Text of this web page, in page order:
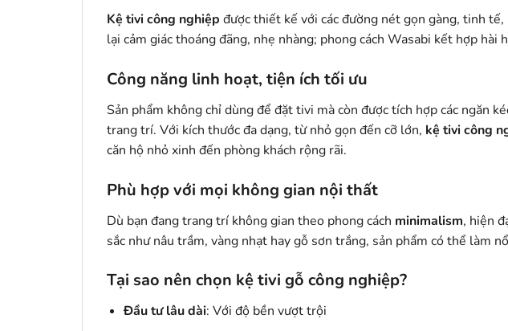
Kệ tivi công nghiệp được thiết kế với các đường nét gọn gàng, tinh
lại cảm giác thoáng đãng, nhẹ nhàng; phong cách Wasabi kết hợp hài
Công năng linh hoạt, tiện ích tối ưu
Sản phẩm không chỉ dùng để đặt tivi mà còn được tích hợp các ngăn
trang trí. Với kích thước đa dạng, từ nhỏ gọn đến cỡ lớn, kệ tivi công
căn hộ nhỏ xinh đến phòng khách rộng rãi.
Phù hợp với mọi không gian nội thất
Dù bạn đang trang trí không gian theo phong cách minimalism, hiện
sắc như nâu trầm, vàng nhạt hay gỗ sơn trắng, sản phẩm có thể làm
Tại sao nên chọn kệ tivi gỗ công nghiệp?
Đầu tư lâu dài: Với độ bền vượt trội